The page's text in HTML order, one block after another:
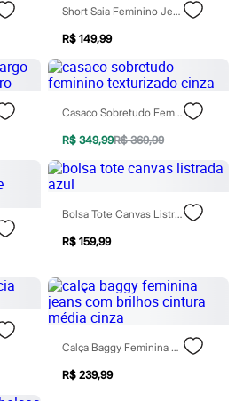
Short Saia Feminino Jeans Bolso Faca Cinza
R$ 149,99
Casaco Sobretudo Feminino Texturizado Cinza
R$ 349,99R$ 369,99
Bolsa Tote Canvas Listrada Azul
R$ 159,99
Calça Baggy Feminina Jeans Com Brilhos Cintura Média Cinza
R$ 239,99